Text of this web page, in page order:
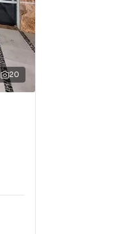
20